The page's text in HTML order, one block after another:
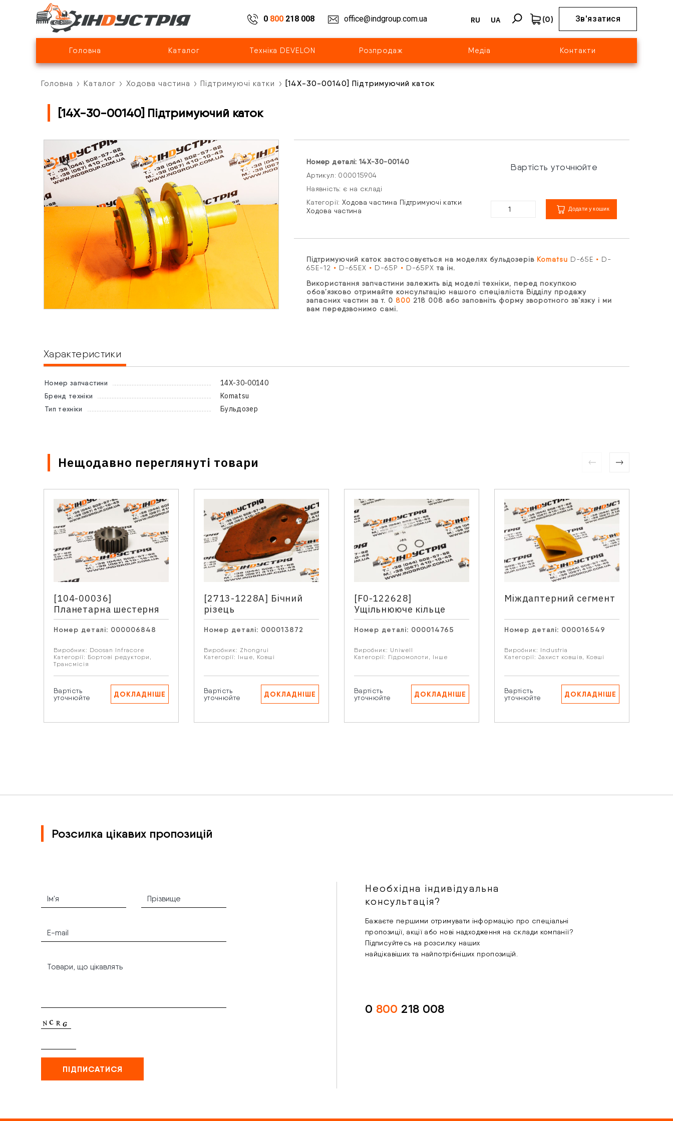
0 800218 008 office@indgroup.com.ua RU UA (0) Зв'язатися
Головна Каталог Техніка DEVELON Розпродаж Медіа Контакти
Головна Каталог Ходова частина Підтримуючі катки [14X-30-00140] Підтримуючий каток
[14X-30-00140] Підтримуючий каток
Номер деталі: 14X-30-00140
Артикул: 000015904
Наявність: є на складі
Категорії: Ходова частина Підтримуючі катки
Ходова частина
Вартість уточнюйте
Додати у кошик
Підтримуючий каток застосовується на моделях бульдозерів Komatsu D-65E • D-
65E-12 • D-65EX • D-65P • D-65PX та ін.
Використання запчастини залежить від моделі техніки, перед покупкою
обов’язково отримайте консультацію нашого спеціаліста Відділу продажу
запасних частин за т. 0 800 218 008 або заповніть форму зворотного зв’язку і ми
вам передзвонимо самі.
Характеристики
Номер запчастини 14X-30-00140
Бренд техніки Komatsu
Тип техніки Бульдозер
Нещодавно переглянуті товари
[104-00036]
Планетарна шестерня
Номер деталі: 000006848
Виробник: Doosan Infracore
Категорії: Бортові редуктори ,
Трансмісія
Вартість
уточнюйте
ДОКЛАДНІШЕ
[2713-1228A] Бічний
різець
Номер деталі: 000013872
Виробник: Zhongrui
Категорії: Інше, Ковші
Вартість
уточнюйте
ДОКЛАДНІШЕ
[F0-122628]
Ущільнююче кільце
Номер деталі: 000014765
Виробник: Uniwell
Категорії: Гідромолоти , Інше
Вартість
уточнюйте
ДОКЛАДНІШЕ
Міждаптерний сегмент
Номер деталі: 000016549
Виробник: Industria
Категорії: Захист ковшів, Ковші
Вартість
уточнюйте
ДОКЛАДНІШЕ
Розсилка цікавих пропозицій
Необхідна індивідуальна
консультація?
Бажаєте першими отримувати інформацію про спеціальні
пропозиції, акції або нові надходження на склади компанії?
Підписуйтесь на розсилку наших
найцікавіших та найпотрібніших пропозицій.
0 800 218 008
Зв'язатися з нами
Відділ продажу запасних частин
Ім'я* Телефон
Ваше запитання
Натискаючи кнопку “Надіслати” Ви даєте згоду на обробку Ваших
персональних даних.